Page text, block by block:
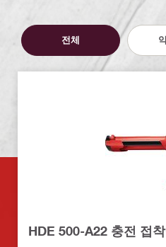
전체
HDE 500-A22 충전 접